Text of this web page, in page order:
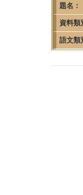
題名：
資料類
語文類